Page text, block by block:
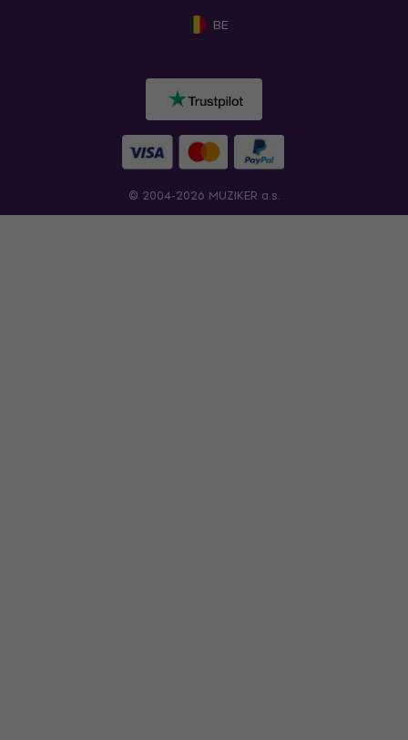
BE
© 2004-2026 MUZIKER a.s.